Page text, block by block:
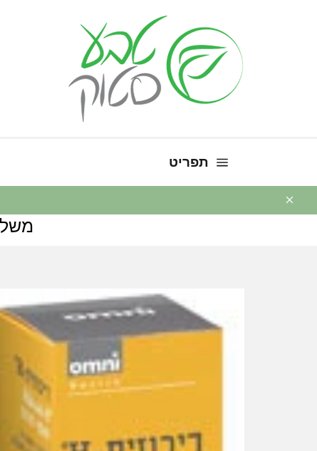
תפריט